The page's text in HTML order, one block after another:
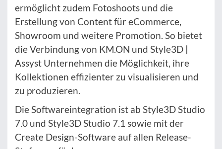
ermöglicht zudem Fotoshoots und die
Erstellung von Content für eCommerce,
Showroom und weitere Promotion. So bietet
die Verbindung von KM.ON und Style3D |
Assyst Unternehmen die Möglichkeit, ihre
Kollektionen effizienter zu visualisieren und
zu produzieren.
Die Softwareintegration ist ab Style3D Studio
7.0 und Style3D Studio 7.1 sowie mit der
Create Design-Software auf allen Release-